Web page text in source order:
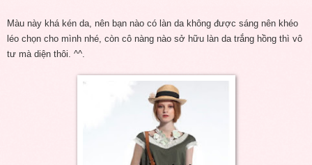
Màu này khá kén da, nên bạn nào có làn da không được sáng nên khéo
léo chọn cho mình nhé, còn cô nàng nào sở hữu làn da trắng hồng thì vô
tư mà diện thôi. ^^.